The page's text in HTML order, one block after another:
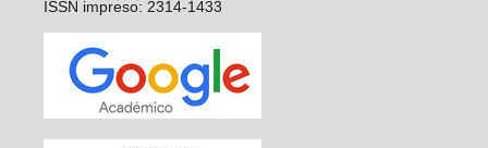
ISSN impreso: 2314-1433